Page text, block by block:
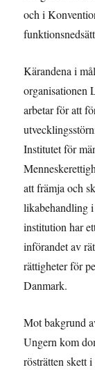
och i
Kärandena i
organisationen
arbetar för att
Institutet för
att främja och
likabehandling
institution har
införandet av
rättigheter för
Danmark.
Mot bakgrund
Ungern kom
rösträtten skett